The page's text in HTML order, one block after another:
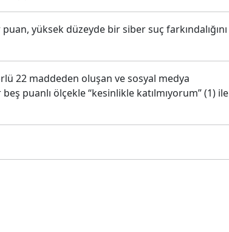
yüksek düzeyde bir siber suç farkındalığını
22 maddeden oluşan ve sosyal medya
puanlı ölçekle “kesinlikle katılmıyorum” (1) ile